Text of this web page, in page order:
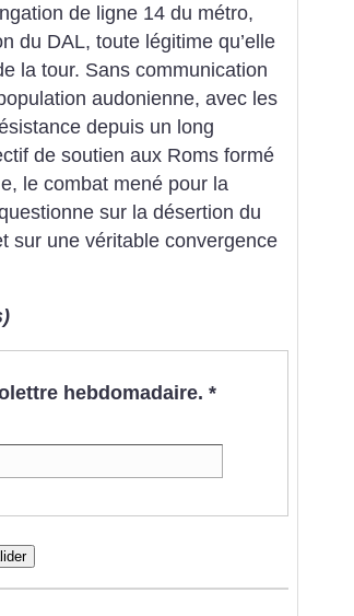
de ligne 14 du métro,
du DAL, toute légitime qu’elle
la tour. Sans communication
audonienne, avec les
depuis un long
de soutien aux Roms formé
le combat mené pour la
sur la désertion du
sur une véritable convergence
hebdomadaire. *